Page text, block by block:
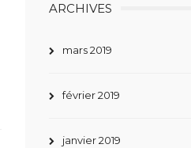
ARCHIVES
mars 2019
février 2019
janvier 2019